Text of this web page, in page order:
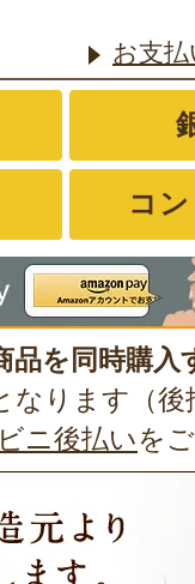
お支
コ
品を同時購入
なります（
ニ後払いを